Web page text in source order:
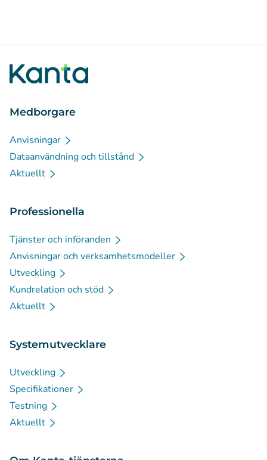
Medborgare
Anvisningar
Dataanvändning och tillstånd
Aktuellt
Professionella
Tjänster och införanden
Anvisningar och verksamhetsmodeller
Utveckling
Kundrelation och stöd
Aktuellt
Systemutvecklare
Utveckling
Specifikationer
Testning
Aktuellt